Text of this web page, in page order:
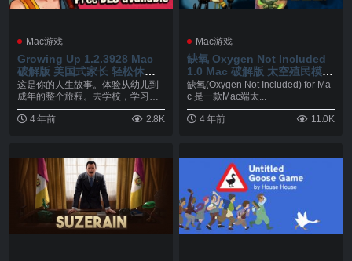
Mac游戏
Growing Up 1.2.3928 Mac
破解版 美国式家长 轻松休闲
的养成游戏
这是你的人生故事。体验从幼儿到
成年的整个旅程。去学校，学习新
事物，结交新朋友，去...
4 年前
2.8K
Mac游戏
缺氧 Oxygen Not Included
1.0 Mac 破解版 太空殖民模拟
生存游戏
缺氧(Oxygen Not Included) for Ma
c 是一款Mac端太...
4 年前 11.0K